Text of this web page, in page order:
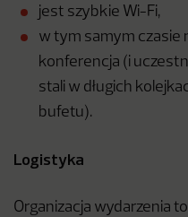
jest szybkie Wi-Fi,
w tym samym czasie
konferencja (i
stali w długich
bufetu).
Logistyka
Organizacja wydarzenia